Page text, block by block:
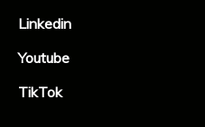
Linkedin
Youtube
TikTok